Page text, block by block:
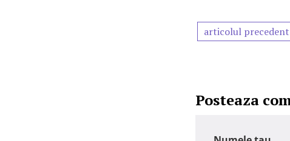
articolul precedent
Posteaza